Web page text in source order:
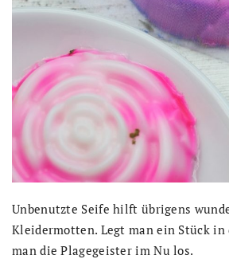
Unbenutzte Seife hilft übrigens
Kleidermotten. Legt man ein Stück in
man die Plagegeister im Nu los.